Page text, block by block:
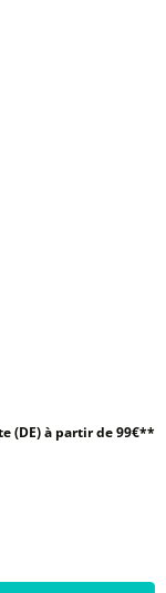
(DE) à partir de 99€**